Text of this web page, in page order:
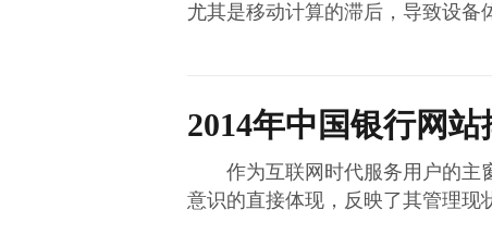
尤其是移动计算的滞后，导致设
2014年中国银行网站
作为互联网时代服务用户的主窗
意识的直接体现，反映了其管理现